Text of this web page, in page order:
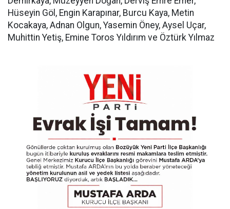
Hüseyin Göl, Engin Karapınar, Burcu Kaya, Metin
Kocakaya, Adnan Olgun, Yasemin Öney, Aysel Uçar,
Muhittin Yetiş, Emine Toros Yıldırım ve Öztürk Yılmaz